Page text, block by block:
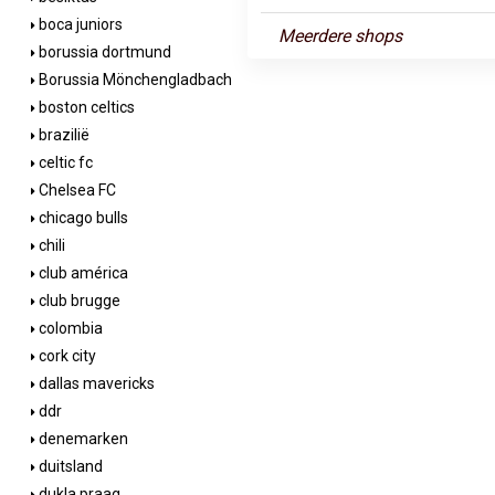
boca juniors
borussia dortmund
Borussia Mönchengladbach
boston celtics
brazilië
celtic fc
Chelsea FC
chicago bulls
chili
club américa
club brugge
colombia
cork city
dallas mavericks
ddr
denemarken
duitsland
Meerdere shops